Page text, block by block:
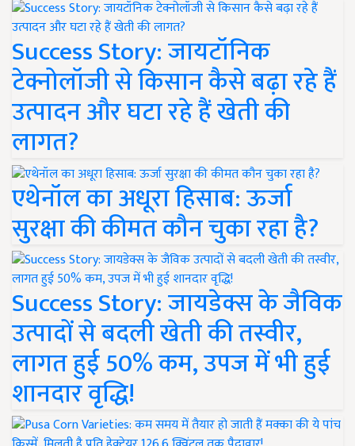
Success Story: जायटॉनिक
टेक्नोलॉजी से किसान कैसे बढ़ा रहे हैं
उत्पादन और घटा रहे हैं खेती की
लागत?
एथेनॉल का अधूरा हिसाब: ऊर्जा
सुरक्षा की कीमत कौन चुका रहा है?
Success Story: जायडेक्स के जैविक
उत्पादों से बदली खेती की तस्वीर,
लागत हुई 50% कम, उपज में भी हुई
शानदार वृद्धि!